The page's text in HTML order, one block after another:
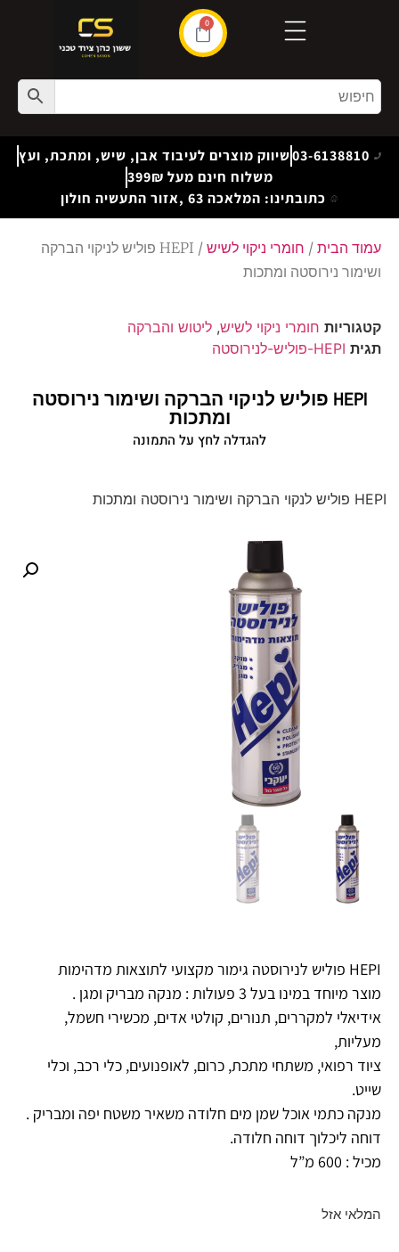
0
03-6138810שיווק מוצרים לעיבוד אבן, שיש, ומתכת, ועץ
משלוח חינם מעל 399₪
כתובתינו: המלאכה 63 ,אזור התעשיה חולון
עמוד הבית / חומרי ניקוי לשיש
/ HEPI פוליש לניקוי הברקה
ושימור נירוסטה ומתכות
קטגוריות חומרי ניקוי לשיש, ליטוש והברקה
תגית HEPI-פוליש-לנירוסטה
HEPI פוליש לניקוי הברקה ושימור נירוסטה
ומתכות
להגדלה לחץ על התמונה
HEPI פוליש לנקוי הברקה ושימור נירוסטה ומתכות
HEPI פוליש לנירוסטה גימור מקצועי לתוצאות מדהימות
מוצר מיוחד במינו בעל 3 פעולות : מנקה מבריק ומגן .
אידיאלי למקררים, תנורים, קולטי אדים, מכשירי חשמל,
מעליות,
ציוד רפואי, משתחי מתכת, כרום, לאופנועים, כלי רכב, וכלי
שייט.
מנקה כתמי אוכל שמן מים חלודה משאיר משטח יפה ומבריק .
דוחה ליכלוך דוחה חלודה.
מכיל : 600 מ”ל
המלאי אזל